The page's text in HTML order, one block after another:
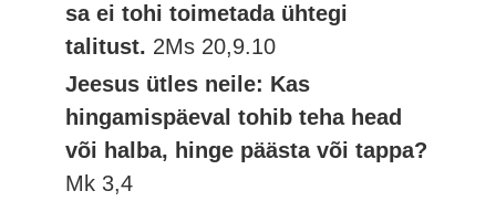
sa ei tohi toimetada ühtegi
talitust. 2Ms 20,9.10
Jeesus ütles neile: Kas
hingamispäeval tohib teha head
või halba, hinge päästa või tappa?
Mk 3,4